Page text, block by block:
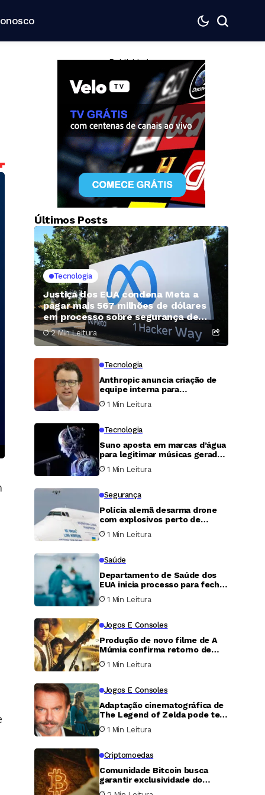
— Publicidade —
Últimos Posts
Tecnologia
Justiça dos EUA condena Meta a
pagar mais 567 milhões de dólares
em processo sobre segurança de
menores no Novo México
2 Min Leitura
Tecnologia
Anthropic anuncia criação de
equipe interna para
desenvolver processadores
próprios
1 Min Leitura
Tecnologia
Suno aposta em marcas d’água
para legitimar músicas geradas
por inteligência artificial
1 Min Leitura
Segurança
Polícia alemã desarma drone
com explosivos perto de
aviões de carga ucranianos em
Leipzig
1 Min Leitura
Saúde
Departamento de Saúde dos
EUA inicia processo para fechar
organização acusada de tentar
retirar órgãos de homem vivo
1 Min Leitura
Jogos E Consoles
Produção de novo filme de A
Múmia confirma retorno de
mais dois personagens
marcantes da franquia
1 Min Leitura
Jogos E Consoles
Adaptação cinematográfica de
The Legend of Zelda pode ter
sido o último filme de Sam
Neill
1 Min Leitura
Criptomoedas
Comunidade Bitcoin busca
garantir exclusividade do
domínio .bitcoin e impedir uso